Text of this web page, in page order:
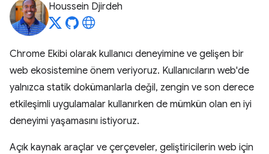
Houssein Djirdeh
Chrome Ekibi olarak kullanıcı deneyimine ve gelişen bir
web ekosistemine önem veriyoruz. Kullanıcıların web'de
yalnızca statik dokümanlarla değil, zengin ve son derece
etkileşimli uygulamalar kullanırken de mümkün olan en iyi
deneyimi yaşamasını istiyoruz.
Açık kaynak araçlar ve çerçeveler, geliştiricilerin web için